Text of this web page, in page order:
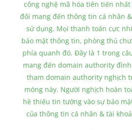
công nghệ mã hóa tiên tiến
đối mang đến thông tin cá nhân
sử dụng. Mọi thanh toán cực
bảo mật thông tin, phòng thủ
phía quanh đó. Đây là 1 trong
mang đến domain authority
tham domain authority nghịch
móng này. Người nghịch hoàn
hề thiếu tin tưởng vào sự bảo
của thông tin cá nhân & tài